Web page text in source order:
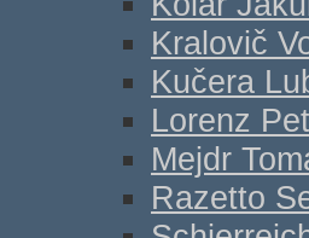
Kralovič
Kučera
Lorenz
Mejdr
Razetto